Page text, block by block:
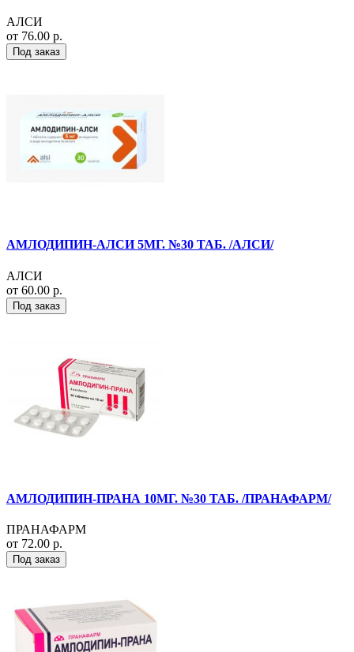
АЛСИ
от 76.00 р.
Под заказ
АМЛОДИПИН-АЛСИ 5МГ. №30 ТАБ. /АЛСИ/
АЛСИ
от 60.00 р.
Под заказ
АМЛОДИПИН-ПРАНА 10МГ. №30 ТАБ. /ПРАНАФАРМ/
ПРАНАФАРМ
от 72.00 р.
Под заказ